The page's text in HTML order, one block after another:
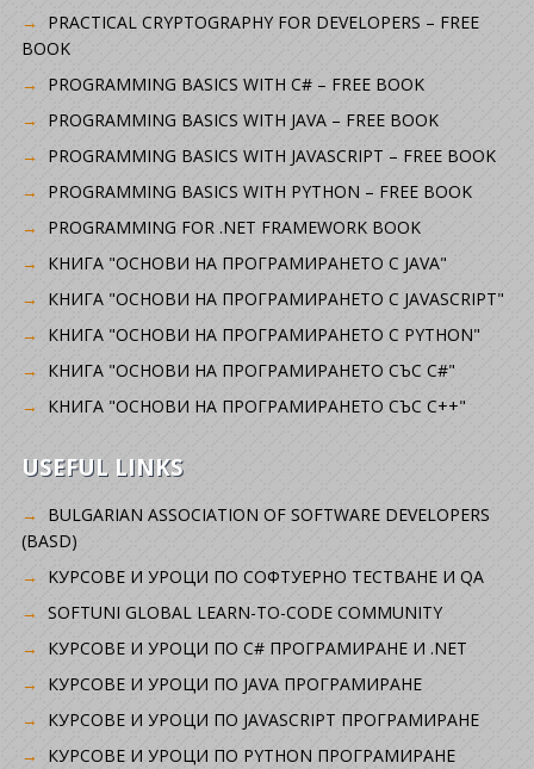
PRACTICAL CRYPTOGRAPHY FOR DEVELOPERS – FREE
BOOK
PROGRAMMING BASICS WITH C# – FREE BOOK
PROGRAMMING BASICS WITH JAVA – FREE BOOK
PROGRAMMING BASICS WITH JAVASCRIPT – FREE BOOK
PROGRAMMING BASICS WITH PYTHON – FREE BOOK
PROGRAMMING FOR .NET FRAMEWORK BOOK
КНИГА "ОСНОВИ НА ПРОГРАМИРАНЕТО С JAVA"
КНИГА "ОСНОВИ НА ПРОГРАМИРАНЕТО С JAVASCRIPT"
КНИГА "ОСНОВИ НА ПРОГРАМИРАНЕТО С PYTHON"
КНИГА "ОСНОВИ НА ПРОГРАМИРАНЕТО СЪС C#"
КНИГА "ОСНОВИ НА ПРОГРАМИРАНЕТО СЪС C++"
USEFUL LINKS
BULGARIAN ASSOCIATION OF SOFTWARE DEVELOPERS
(BASD)
KУРСОВЕ И УРОЦИ ПО СОФТУЕРНО ТЕСТВАНЕ И QA
SOFTUNI GLOBAL LEARN-TO-CODE COMMUNITY
КУРСОВЕ И УРОЦИ ПО C# ПРОГРАМИРАНЕ И .NET
КУРСОВЕ И УРОЦИ ПО JAVA ПРОГРАМИРАНЕ
КУРСОВЕ И УРОЦИ ПО JAVASCRIPT ПРОГРАМИРАНЕ
КУРСОВЕ И УРОЦИ ПО PYTHON ПРОГРАМИРАНЕ